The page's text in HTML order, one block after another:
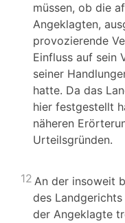
müssen, ob die
Angeklagten,
provozierende
Einfluss auf sein
seiner
hatte. Da das
hier festgestellt
näheren
Urteilsgründen.
12 An der insoweit
des
der Angeklagte